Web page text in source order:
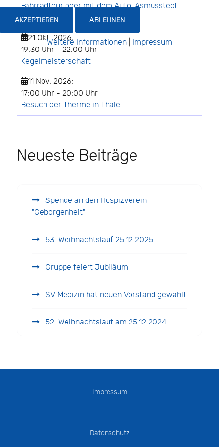
Fahrradtour oder mit dem Auto-Asmusstedt
Flugplatz
21 Okt. 2026;
19:30 Uhr - 22:00 Uhr
Kegelmeisterschaft
11 Nov. 2026;
17:00 Uhr - 20:00 Uhr
Besuch der Therme in Thale
Neueste Beiträge
Spende an den Hospizverein
"Geborgenheit"
53. Weihnachtslauf 25.12.2025
Gruppe feiert Jubiläum
SV Medizin hat neuen Vorstand gewählt
52. Weihnachtslauf am 25.12.2024
Impressum
Datenschutz
AKZEPTIEREN ABLEHNEN
Weitere Informationen Impressum